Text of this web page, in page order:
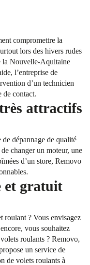
compromettre la
lors des hivers rudes
la Nouvelle-Aquitaine
l’entreprise de
d’un technicien
de contact.
attractifs
dépannage de qualité
changer un moteur, une
d’un store, Removo
et gratuit
roulant ? Vous envisagez
vous souhaitez
roulants ? Removo,
un service de
de volets roulants à